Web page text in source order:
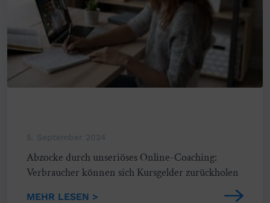
5. September 2024
Abzocke durch unseriöses Online-Coaching:
Verbraucher können sich Kursgelder zurückholen
MEHR LESEN >